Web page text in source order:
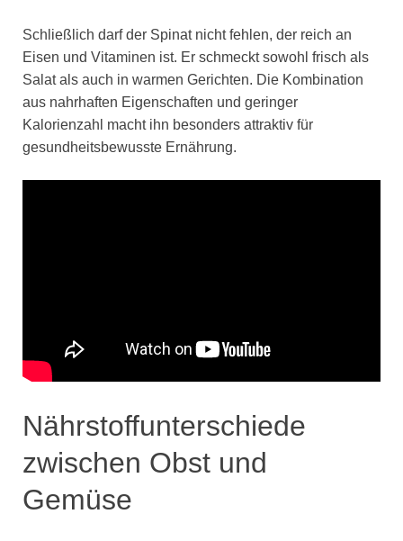
Schließlich darf der Spinat nicht fehlen, der reich an
Eisen und Vitaminen ist. Er schmeckt sowohl frisch als
Salat als auch in warmen Gerichten. Die Kombination
aus nahrhaften Eigenschaften und geringer
Kalorienzahl macht ihn besonders attraktiv für
gesundheitsbewusste Ernährung.
Nährstoffunterschiede
zwischen Obst und
Gemüse